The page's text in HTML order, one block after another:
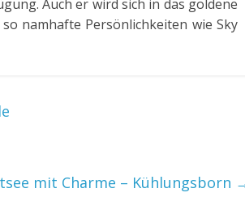
Auch er wird sich in das goldene
namhafte Persönlichkeiten wie Sky
mit Charme – Kühlungsborn